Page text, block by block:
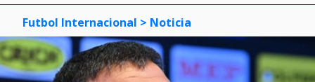
Futbol Internacional > Noticia